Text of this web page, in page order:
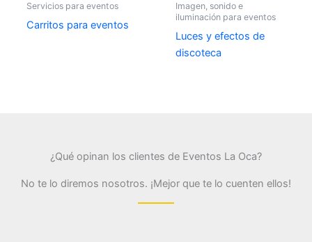
Servicios para eventos
Carritos para eventos
Imagen, sonido e
iluminación para eventos
Luces y efectos de
discoteca
¿Qué opinan los clientes de Eventos La Oca?
No te lo diremos nosotros. ¡Mejor que te lo cuenten ellos!